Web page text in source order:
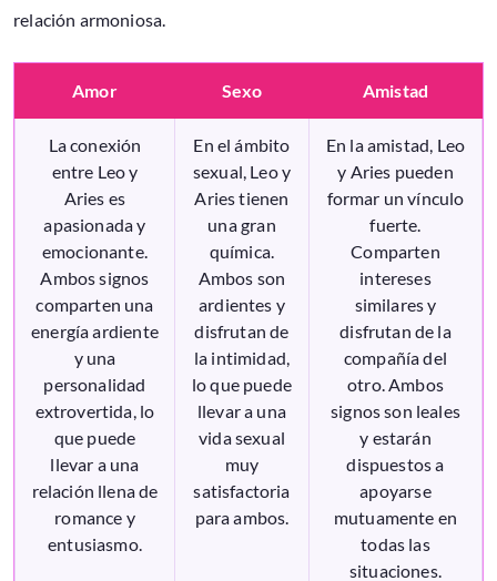
relación armoniosa.
Amor Sexo Amistad
La conexión
entre Leo y
Aries es
apasionada y
emocionante.
Ambos signos
comparten una
energía ardiente
y una
personalidad
extrovertida, lo
que puede
llevar a una
relación llena de
romance y
entusiasmo.
En el ámbito
sexual, Leo y
Aries tienen
una gran
química.
Ambos son
ardientes y
disfrutan de
la intimidad,
lo que puede
llevar a una
vida sexual
muy
satisfactoria
para ambos.
En la amistad, Leo
y Aries pueden
formar un vínculo
fuerte.
Comparten
intereses
similares y
disfrutan de la
compañía del
otro. Ambos
signos son leales
y estarán
dispuestos a
apoyarse
mutuamente en
todas las
situaciones.